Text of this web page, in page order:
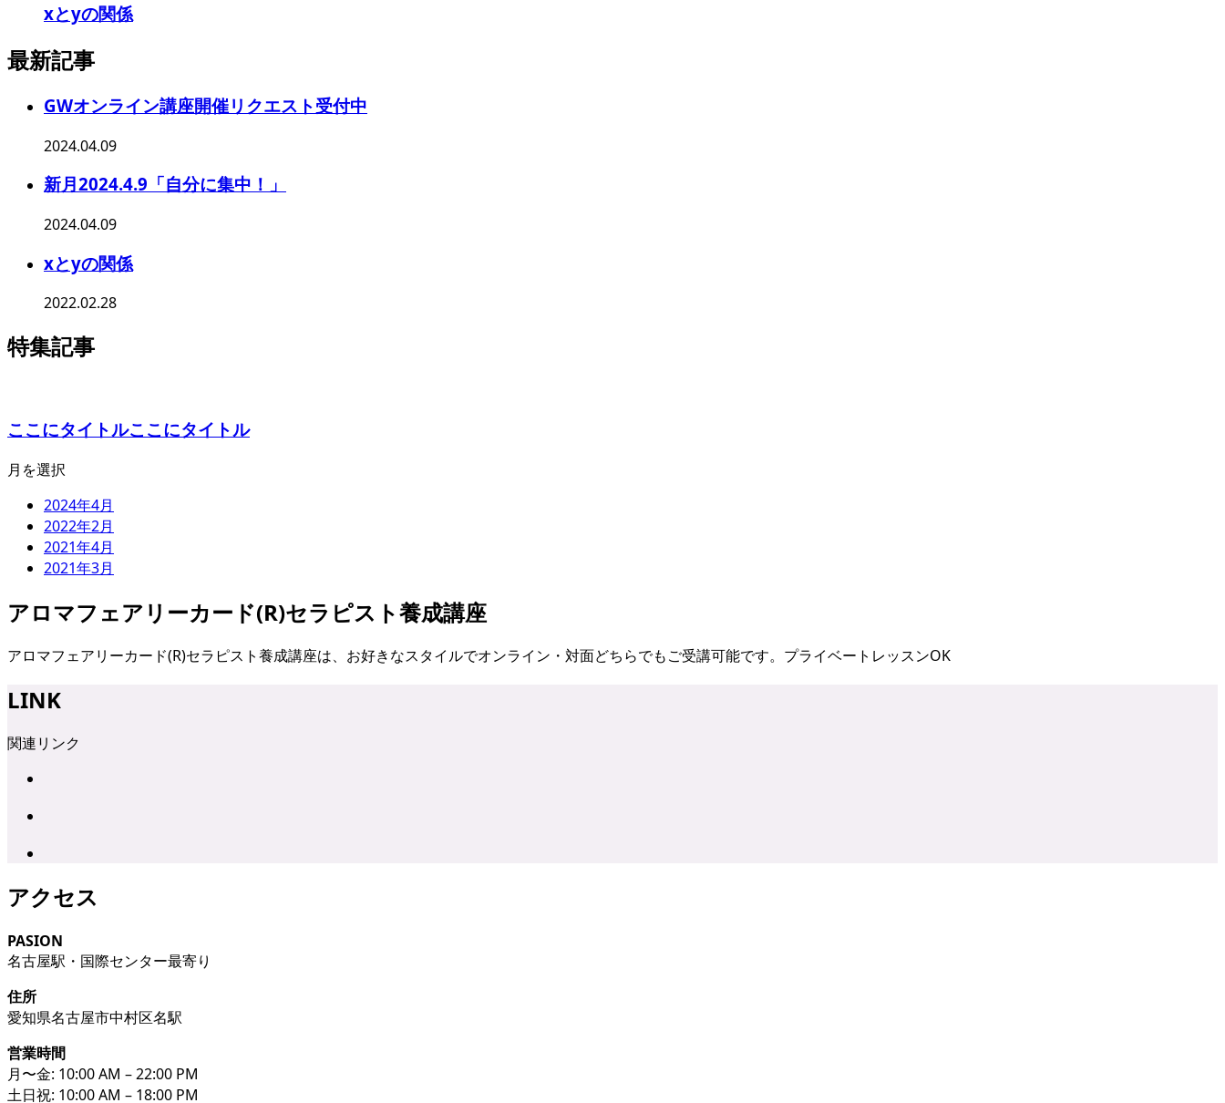
xとyの関係
最新記事
GWオンライン講座開催リクエスト受付中
2024.04.09
新月2024.4.9「自分に集中！」
2024.04.09
xとyの関係
2022.02.28
特集記事
ここにタイトルここにタイトル
月を選択
2024年4月
2022年2月
2021年4月
2021年3月
アロマフェアリーカード(R)セラピスト養成講座
アロマフェアリーカード(R)セラピスト養成講座は、お好きなスタイルでオンライン・対面どちらでもご受講可能です。プライベートレッスンOK
LINK
関連リンク
アクセス
PASION
名古屋駅・国際センター最寄り
住所
愛知県名古屋市中村区名駅
営業時間
月〜金: 10:00 AM – 22:00 PM
土日祝: 10:00 AM – 18:00 PM